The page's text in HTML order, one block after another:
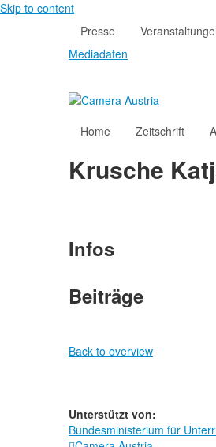
Skip to content
Presse
Mediadaten
Home Zeitschrift
Krusche
Infos
Beiträge
Back to overview
Unterstützt von:
Bundesministerium für